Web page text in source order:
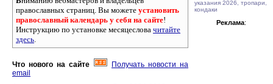
православных страниц. Вы можете установить
православный календарь у себя на сайте!
Инструкцию по установке месяцеслова читайте
здесь.
Что нового на сайте
Получать новости на
email
указания 2026, тропари,
кондаки
Реклама: